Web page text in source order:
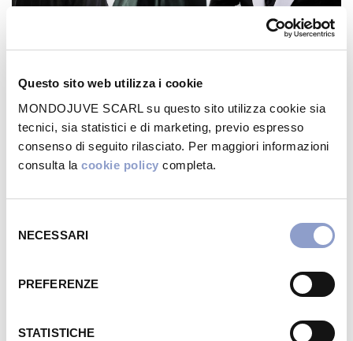
Questo sito web utilizza i cookie
MONDOJUVE SCARL su questo sito utilizza cookie sia
tecnici, sia statistici e di marketing, previo espresso
consenso di seguito rilasciato. Per maggiori informazioni
consulta la cookie policy completa.
delNECESSARI
PREFERENZE
STATISTICHE
CONTATTA IL NEGOZIO
tel:01118992698
WEBSITE